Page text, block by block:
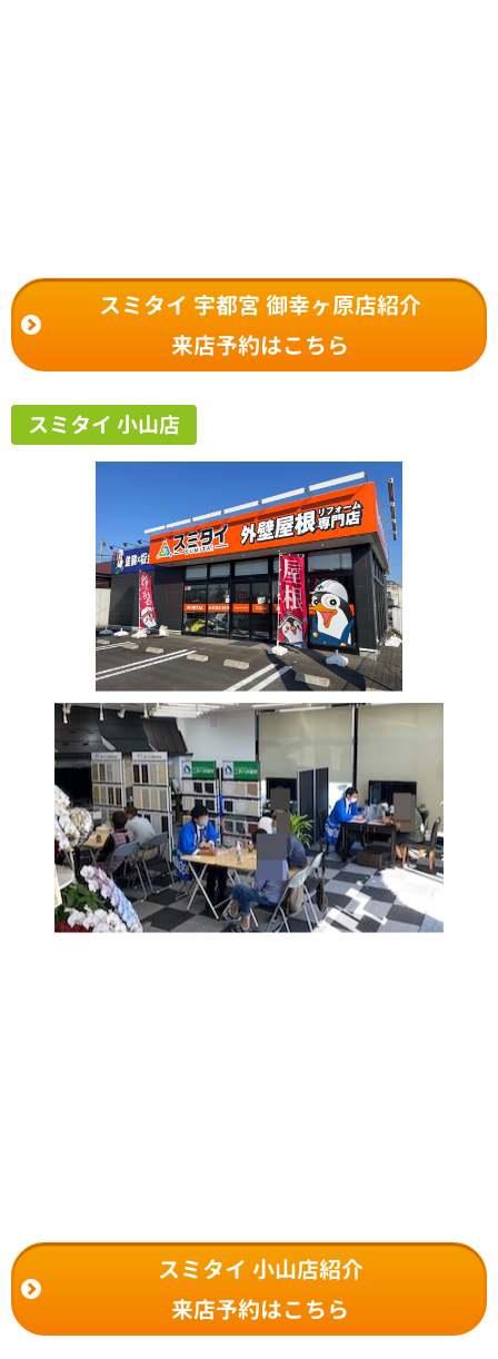
スミタイ 宇都宮 御幸ヶ原店紹介
来店予約はこちら
スミタイ 小山店
スミタイ 小山店紹介
来店予約はこちら